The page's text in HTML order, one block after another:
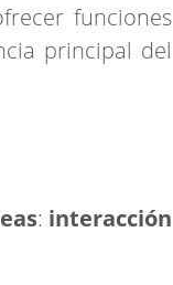
funciones
principal del
: interacción